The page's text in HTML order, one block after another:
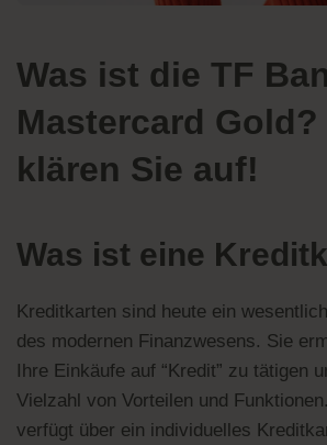
Was ist die TF
Mastercard Gold?
klären Sie auf!
Was ist eine
Kreditkarten sind heute ein
des modernen Finanzwesens. Sie
Ihre Einkäufe auf “Kredit” zu tätigen
Vielzahl von Vorteilen und
verfügt über ein individuelles